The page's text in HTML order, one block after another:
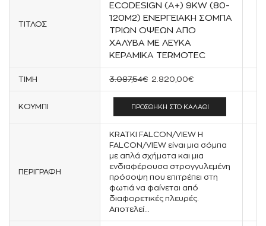
ΤΙΤΛΟΣ
ECODESIGN (A+) 9KW (80-
120M2) ΕΝΕΡΓΕΙΑΚΗ ΣΟΜΠΑ
ΤΡΙΩΝ ΟΨΕΩΝ ΑΠΟ
ΧΑΛΥΒΑ ΜΕ ΛΕΥΚΑ
ΚΕΡΑΜΙΚΑ TERMOTEC
ΤΙΜΗ 3.087,54€ 2.820,00€
ΚΟΥΜΠΙ ΠΡΟΣΘΉΚΗ ΣΤΟ ΚΑΛΆΘΙ
ΠΕΡΙΓΡΑΦΗ
KRATKI FALCON/VIEW Η
FALCON/VIEW είναι μια σόμπα
με απλά σχήματα και μια
ενδιαφέρουσα στρογγυλεμένη
πρόσοψη που επιτρέπει στη
φωτιά να φαίνεται από
διαφορετικές πλευρές.
Αποτελεί...